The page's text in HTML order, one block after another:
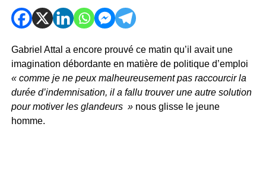
Gabriel Attal a encore prouvé ce matin qu’il avait une
imagination débordante en matière de politique d’emploi
« comme je ne peux malheureusement pas raccourcir la
durée d’indemnisation, il a fallu trouver une autre solution
pour motiver les glandeurs » nous glisse le jeune
homme.